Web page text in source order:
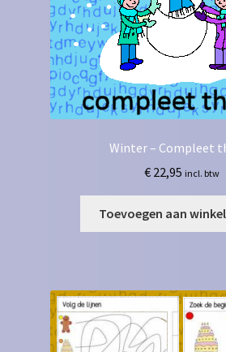
Winter – Compleet
€22,95 incl. btw
Toevoegen aan